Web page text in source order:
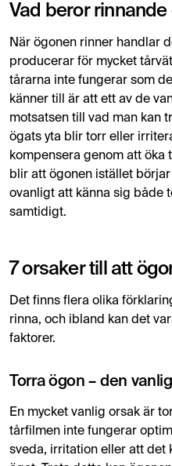
Vad beror rinnande
När ögonen rinner handlar
producerar för mycket
tårarna inte fungerar som
känner till är att ett av de
motsatsen till vad man kan
ögats yta blir torr eller
kompensera genom att öka
blir att ögonen istället
ovanligt att känna sig både
samtidigt.
7 orsaker till att
Det finns flera olika
rinna, och ibland kan det
faktorer.
Torra ögon – den
En mycket vanlig orsak är
tårfilmen inte fungerar
sveda, irritation eller att det